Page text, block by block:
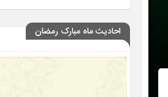
احادیث ماه مبارک رمضان